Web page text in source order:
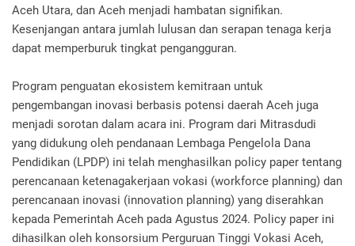
Aceh Utara, dan Aceh menjadi hambatan signifikan.
Kesenjangan antara jumlah lulusan dan serapan tenaga kerja
dapat memperburuk tingkat pengangguran.
Program penguatan ekosistem kemitraan untuk
pengembangan inovasi berbasis potensi daerah Aceh juga
menjadi sorotan dalam acara ini. Program dari Mitrasdudi
yang didukung oleh pendanaan Lembaga Pengelola Dana
Pendidikan (LPDP) ini telah menghasilkan policy paper tentang
perencanaan ketenagakerjaan vokasi (workforce planning) dan
perencanaan inovasi (innovation planning) yang diserahkan
kepada Pemerintah Aceh pada Agustus 2024. Policy paper ini
dihasilkan oleh konsorsium Perguruan Tinggi Vokasi Aceh,